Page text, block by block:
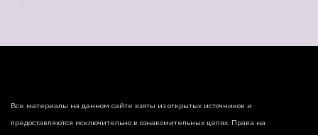
Все материалы на данном сайте взяты из открытых источников и
предоставляются исключительно в ознакомительных целях. Права на